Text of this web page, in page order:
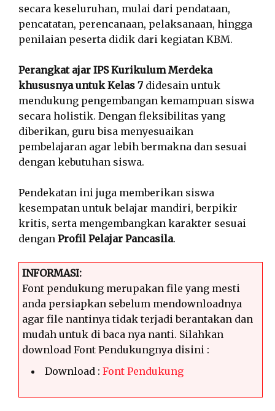
secara keseluruhan, mulai dari pendataan,
pencatatan, perencanaan, pelaksanaan, hingga
penilaian peserta didik dari kegiatan KBM.
Perangkat ajar IPS Kurikulum Merdeka
khususnya untuk Kelas 7didesain untuk
mendukung pengembangan kemampuan siswa
secara holistik. Dengan fleksibilitas yang
diberikan, guru bisa menyesuaikan
pembelajaran agar lebih bermakna dan sesuai
dengan kebutuhan siswa.
Pendekatan ini juga memberikan siswa
kesempatan untuk belajar mandiri, berpikir
kritis, serta mengembangkan karakter sesuai
dengan Profil Pelajar Pancasila.
INFORMASI:
Font pendukung merupakan file yang mesti
anda persiapkan sebelum mendownloadnya
agar file nantinya tidak terjadi berantakan dan
mudah untuk di baca nya nanti. Silahkan
download Font Pendukungnya disini :
Download : Font Pendukung